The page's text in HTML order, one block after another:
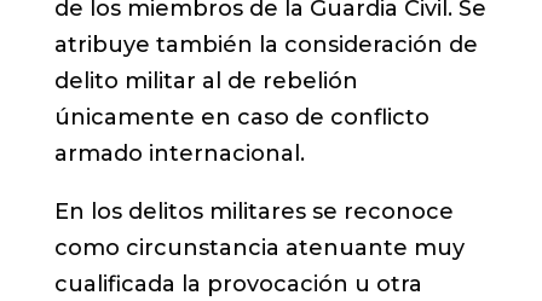
de los miembros de la Guardia Civil. Se
atribuye también la consideración de
delito militar al de rebelión
únicamente en caso de conflicto
armado internacional.
En los delitos militares se reconoce
como circunstancia atenuante muy
cualificada la provocación u otra